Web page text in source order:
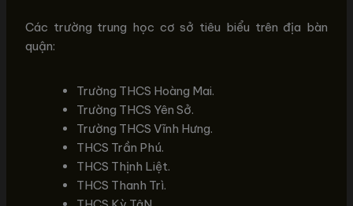
Các trường trung học cơ sở tiêu biểu trên địa bàn
quận:
Trường THCS Hoàng Mai.
Trường THCS Yên Sở.
Trường THCS Vĩnh Hưng.
THCS Trần Phú.
THCS Thịnh Liệt.
THCS Thanh Trì.